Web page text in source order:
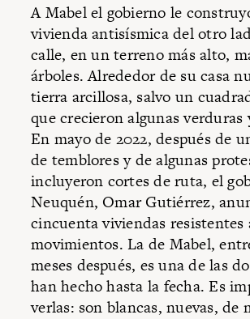
A Mabel el gobierno le
vivienda antisísmica del otro
calle, en un terreno más alto,
árboles. Alrededor de su casa
tierra arcillosa, salvo un
que crecieron algunas verduras
En mayo de 2022, después de
de temblores y de algunas
incluyeron cortes de ruta, el
Neuquén, Omar Gutiérrez,
cincuenta viviendas resistentes
movimientos. La de Mabel,
meses después, es una de las
han hecho hasta la fecha. Es
verlas: son blancas, nuevas, de